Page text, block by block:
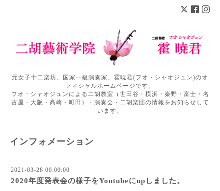
元女子十二楽坊、国家一級演奏家、霍暁君(フオ・シャオジュン)のオ
フィシャルホームページです。
フオ・シャオジュンによる二胡教室（世田谷・横浜・秦野・富士・名
古屋・大阪・高崎・町田）・演奏会・二胡楽団の情報をお知らせして
います。
インフォメーション
2021-03-28 00:00:00
2020年度発表会の様子をYoutubeにupしました。